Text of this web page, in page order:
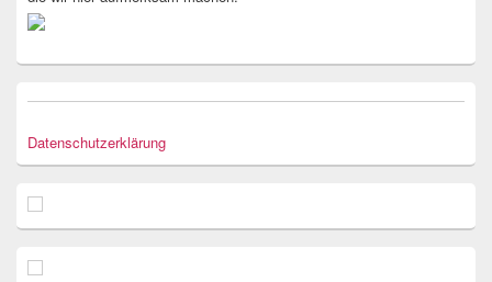
Datenschutzerklärung